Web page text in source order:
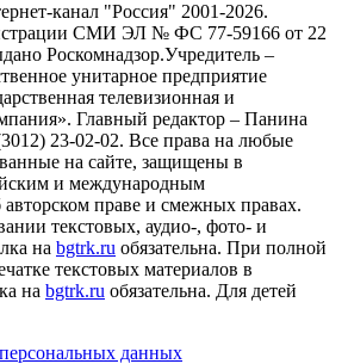
канал "Россия" 2001-2026.
СМИ ЭЛ № ФС 77-59166 от 22
Роскомнадзор.Учредитель –
унитарное предприятие
телевизионная и
Главный редактор – Панина
23-02-02. Все права на любые
на сайте, защищены в
и международным
авторском праве и смежных правах.
текстовых, аудио-, фото- и
на bgtrk.ru обязательна. При полной
текстовых материалов в
на bgtrk.ru обязательна. Для детей
данных